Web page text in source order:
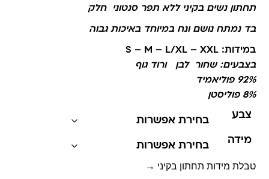
תחתון נשים בקיני ללא תפר סנטוני חלק
בד נמתח נושם ונח במיוחד באיכות גבוה
במידות: S – M – L/XL – XXL
בצבעים: שחור לבן ורוד גוף
92% פוליאמיד
8% פוליסטן
צבע
מידה
טבלת מידות תחתון בקיני →